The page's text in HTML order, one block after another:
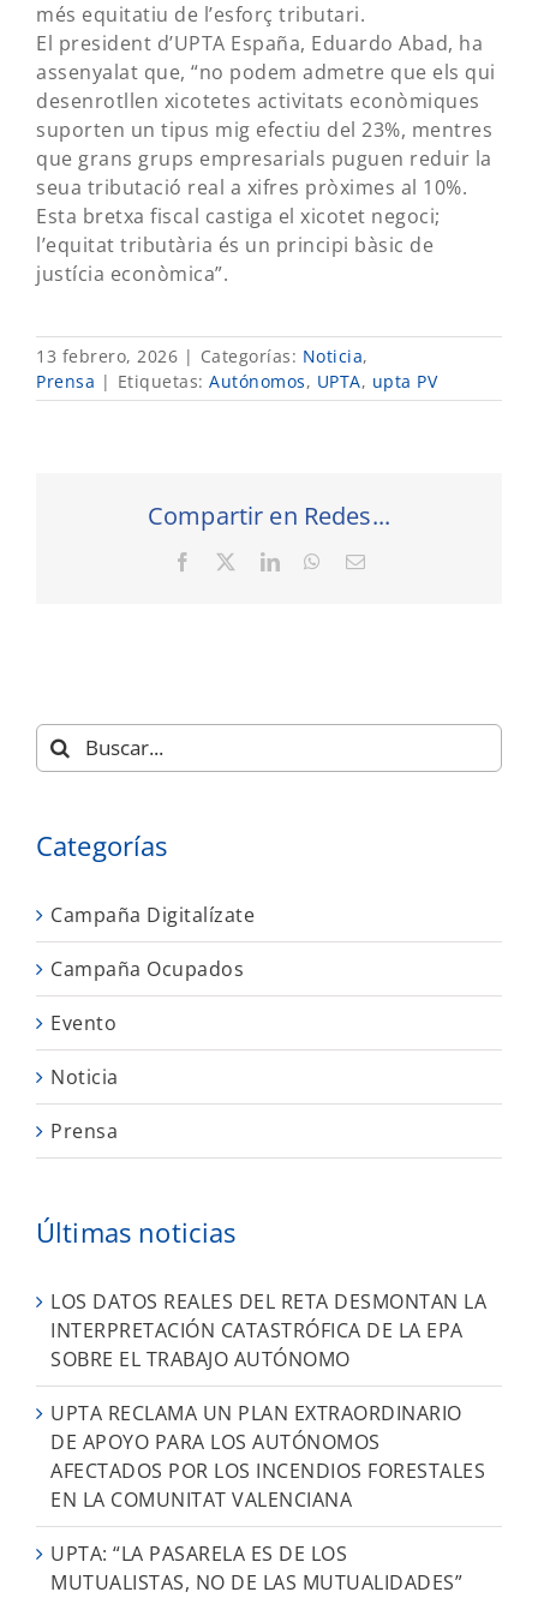
més equitatiu de l’esforç tributari.
El president d’UPTA España, Eduardo Abad, ha
assenyalat que, “no podem admetre que els qui
desenrotllen xicotetes activitats econòmiques
suporten un tipus mig efectiu del 23%, mentres
que grans grups empresarials puguen reduir la
seua tributació real a xifres pròximes al 10%.
Esta bretxa fiscal castiga el xicotet negoci;
l’equitat tributària és un principi bàsic de
justícia econòmica”.
13 febrero, 2026 | Categorías: Noticia,
Prensa | Etiquetas: Autónomos, UPTA, upta PV
Compartir en Redes...
Facebook LinkedInWhatsApp
Correo
Buscar:
Categorías
Campaña Digitalízate
Campaña Ocupados
Evento
Noticia
Prensa
Últimas noticias
LOS DATOS REALES DEL RETA DESMONTAN LA
INTERPRETACIÓN CATASTRÓFICA DE LA EPA
SOBRE EL TRABAJO AUTÓNOMO
UPTA RECLAMA UN PLAN EXTRAORDINARIO
DE APOYO PARA LOS AUTÓNOMOS
AFECTADOS POR LOS INCENDIOS FORESTALES
EN LA COMUNITAT VALENCIANA
UPTA: “LA PASARELA ES DE LOS
MUTUALISTAS, NO DE LAS MUTUALIDADES”